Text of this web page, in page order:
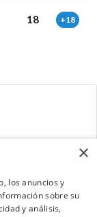
18 +18
×
los anuncios y
sobre su
y análisis,